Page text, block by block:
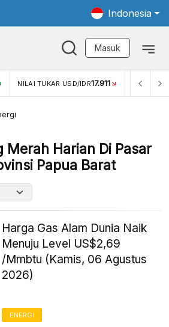
Indonesia
Masuk
YOY (JUL) 2,88% INFLASI MOM (JUL)-
Merah Harian Di Pasar
Papua Barat
Harga Gas Alam Dunia Naik
Menuju Level US$2,69
/Mmbtu (Kamis, 06 Agustus
2026)
ENERGI